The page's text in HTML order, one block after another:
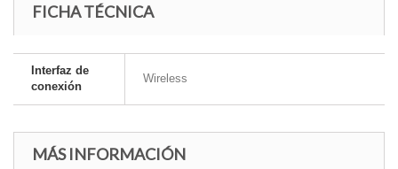
FICHA TÉCNICA
Interfaz de
conexión
Wireless
MÁS INFORMACIÓN